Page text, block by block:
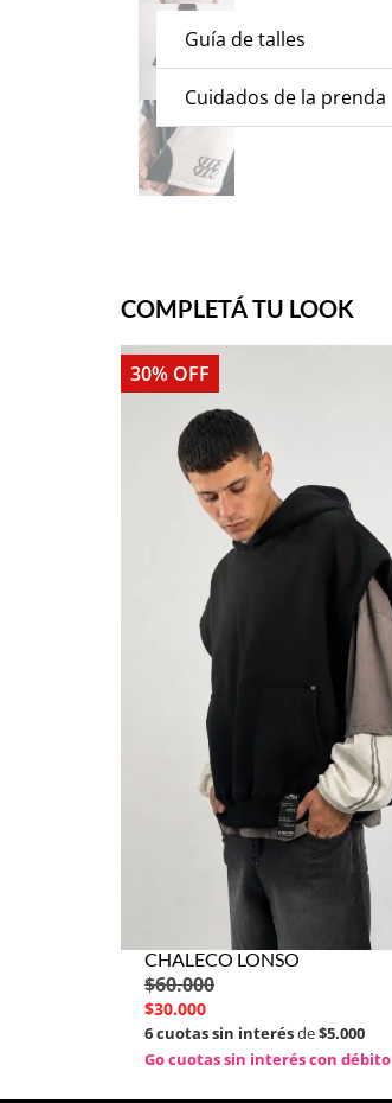
Guía de talles
Cuidados de la prenda
COMPLETÁ TU LOOK
30% OFF
CHALECO LONSO
$60.000
$30.000
6 cuotas sin interésde$5.000
Go cuotas sin interés con débito